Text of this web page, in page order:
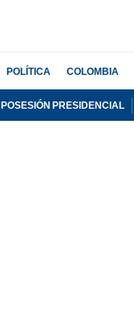
POLÍTICA COLOMBIA
POSESIÓN PRESIDENCIAL